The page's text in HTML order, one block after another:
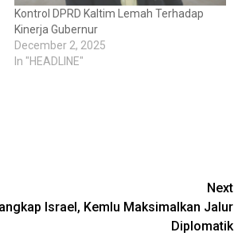
Kontrol DPRD Kaltim Lemah Terhadap
Kinerja Gubernur
December 2, 2025
In "HEADLINE"
Next
Israel, Kemlu Maksimalkan Jalur
Diplomatik